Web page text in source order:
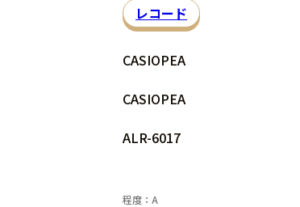
レコード
CASIOPEA
CASIOPEA
ALR-6017
程度：A